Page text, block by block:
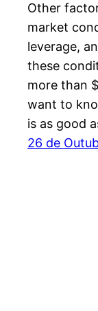
Other
market
leverage,
these
more than
want to
is as good
26 de